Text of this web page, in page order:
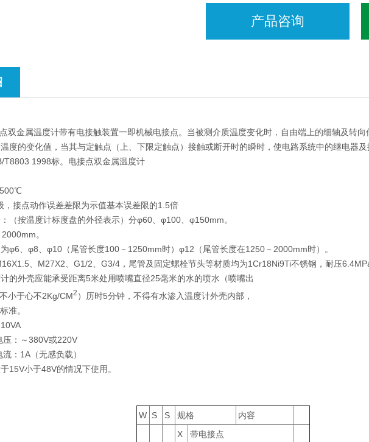
产品咨询
双金属温度计带有电接触装置一即机械电接点。当被测介质温度变化时，自由端上的细轴及转
度的变化值，当其与定触点（上、下限定触点）接触或断开时的瞬时，使电路系统中的继电器
T8803 1998标。电接点双金属温度计
，接点动作误差差限为示值基本误差限的1.5倍
（按温度计标度盘的外径表示）分φ60、φ100、φ150mm。
。
φ6、φ8、φ10（尾管长度100－1250mm时）φ12（尾管长度在1250－2000mm时）。
、M27X2、G1/2、G3/4，尾管及固定螺栓节头等材质均为1Cr18Ni9Ti不锈钢，耐压
的外壳应能承受距离5米处用喷嘴直径25毫米的水的喷水（喷嘴出
于心不2Kg/CM2 ）历时5分钟，不得有水渗入温度计外壳内部，
。
压：～380V或220V
：1A（无感负载）
15V小于48V的情况下使用。
W S S 规格 内容
X 带电接点